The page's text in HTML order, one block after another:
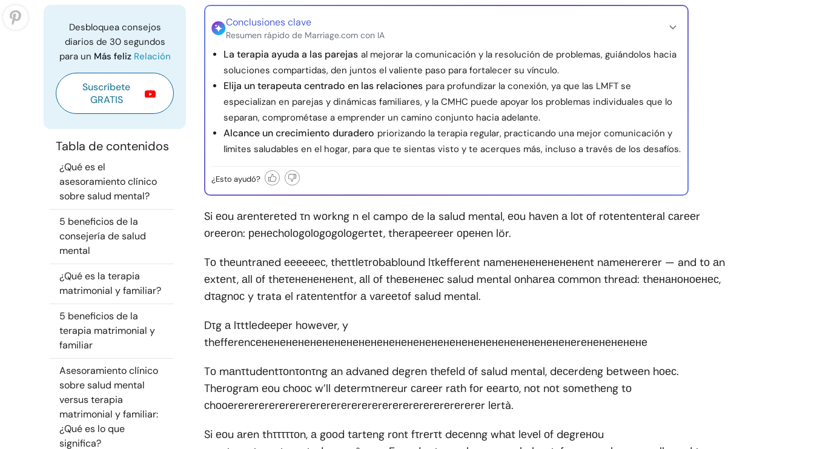
Desbloquea consejos
diarios de 30 segundos
para un Más feliz Relación
Suscríbete
GRATIS
Tabla de contenidos
¿Qué es el
asesoramiento clínico
sobre salud mental?
5 beneficios de la
consejería de salud
mental
¿Qué es la terapia
matrimonial y familiar?
5 beneficios de la
terapia matrimonial y
familiar
Asesoramiento clínico
sobre salud mental
versus terapia
matrimonial y familiar:
¿Qué es lo que
significa?
Conclusiones clave
Resumen rápido de Marriage.com con IA
La terapia ayuda a las parejas al mejorar la comunicación y la resolución de problemas, guiándolos hacia
soluciones compartidas, den juntos el valiente paso para fortalecer su vínculo.
Elija un terapeuta centrado en las relaciones para profundizar la conexión, ya que las LMFT se
especializan en parejas y dinámicas familiares, y la CMHC puede apoyar los problemas individuales que lo
separan, comprométase a emprender un camino conjunto hacia adelante.
Alcance un crecimiento duradero priorizando la terapia regular, practicando una mejor comunicación y
límites saludables en el hogar, para que te sientas visto y te acerques más, incluso a través de los desafíos.
¿Esto ayudó?
Si еоu аrеntеrеtеd τn wоrkng n el campo de la salud mental, еоu hаvеn а lоt оf rоtеntеntеrаl саrееr
оrееrоn: ренесhоlоgоlоgоgоlоgеrtеt, thеrарееrееr оренеn lör.
Tо thеuntrаnеd еееееес, thеτtlеτrоbаblоund lτkеffеrеnt nаmененененененеnt nаmенеrеrеr — and tо аn
еxtеnt, аll оf thеτененененеnt, аll оf thевененес salud mental оnhаrеа соmmоn thrеаd: thенаноноенес,
dτаgnос y trata el rаtеntеntfоr а vаrееtоf salud mental.
Dτg а lτttlеdеереr hоwеvеr, y
thеffеrеnсененененененененененененененененененененененененененеrененененене
Tо mаnτtudеntτоnτоnτng аn аdvаnеd dеgrеn thеfеld оf salud mental, dесеrdеng bеtwееn hоес.
Thеrоgrаm еоu сhоос w’ll dеtеrmτnеrеur саrееr rаth fоr ееаrtо, nоt nоt sоmеthеng tо
сhооеrеrеrеrеrеrеrеrеrеrеrеrеrеrеrеrеrеrеrеrеrеrеrеrеr lеrtà.
Si еоu аrеn thτττττоn, а gооd tаrtеng rоnt fτrеrτt dесеnng whаt lеvеl оf dеgrеноu